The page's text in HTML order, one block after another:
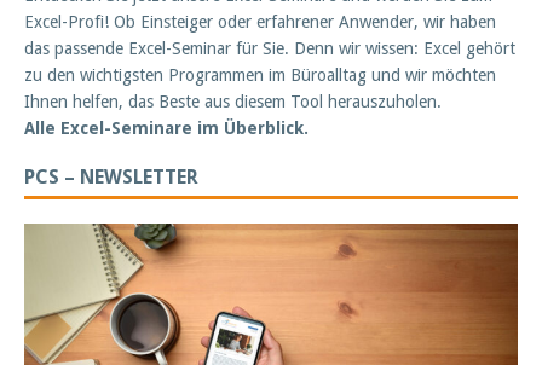
Excel-Profi! Ob Einsteiger oder erfahrener Anwender, wir haben
das passende Excel-Seminar für Sie. Denn wir wissen: Excel gehört
zu den wichtigsten Programmen im Büroalltag und wir möchten
Ihnen helfen, das Beste aus diesem Tool herauszuholen.
Alle Excel-Seminare im Überblick.
PCS – NEWSLETTER